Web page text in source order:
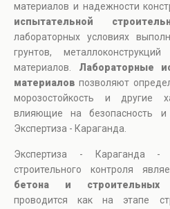
материалов и надежности
испытательной
лабораторных условиях
грунтов,
материалов. Лабораторные
материалов позволяют
морозостойкость и другие
влияющие на безопасность и
Экспертиза - Караганда.
Экспертиза - Караганда
строительного контроля
бетона и строительных
проводится как на этапе